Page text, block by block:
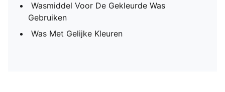
Wasmiddel Voor De Gekleurde Was
Gebruiken
Was Met Gelijke Kleuren